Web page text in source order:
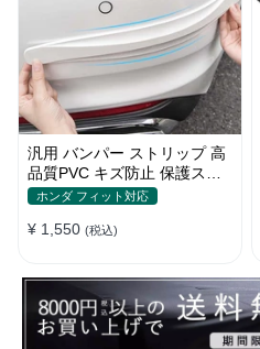
汎用 バンパー ストリップ 高
品質PVC キズ防止 保護ステ
ッカー 4色 フロント・リア
ホンダ フィット対応
¥ 1,550 (税込)